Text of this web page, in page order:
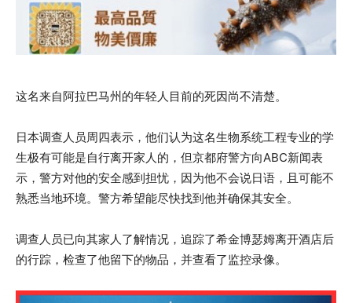
这名来自阿拉巴马州的年轻人目前的死因尚不清楚。
日本调查人员周四表示，他们认为这名生物系统工程专业的学
生极有可能是自行离开家人的，但京都府警方向ABC新闻表
示，警方对他的安全感到担忧，因为他不会说日语，且可能不
熟悉当地环境。警方希望能尽快找到他并确保其安全。
调查人员已向其家人了解情况，追踪了希金博瑟姆离开酒店后
的行踪，检查了他留下的物品，并查看了监控录像。